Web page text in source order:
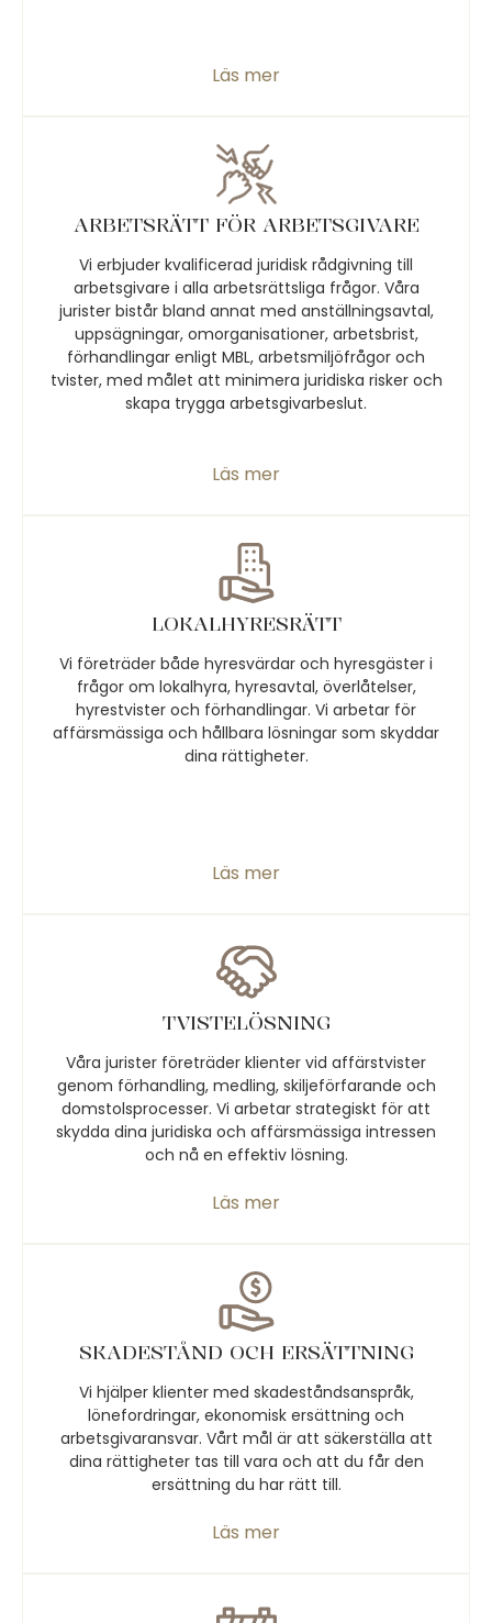
Läs mer
ARBETSRÄTT FÖR ARBETSGIVARE
Vi erbjuder kvalificerad juridisk rådgivning till
arbetsgivare i alla arbetsrättsliga frågor. Våra
jurister bistår bland annat med anställningsavtal,
uppsägningar, omorganisationer, arbetsbrist,
förhandlingar enligt MBL, arbetsmiljöfrågor och
tvister, med målet att minimera juridiska risker och
skapa trygga arbetsgivarbeslut.
Läs mer
LOKALHYRESRÄTT
Vi företräder både hyresvärdar och hyresgäster i
frågor om lokalhyra, hyresavtal, överlåtelser,
hyrestvister och förhandlingar. Vi arbetar för
affärsmässiga och hållbara lösningar som skyddar
dina rättigheter.
Läs mer
TVISTELÖSNING
Våra jurister företräder klienter vid affärstvister
genom förhandling, medling, skiljeförfarande och
domstolsprocesser. Vi arbetar strategiskt för att
skydda dina juridiska och affärsmässiga intressen
och nå en effektiv lösning.
Läs mer
SKADESTÅND OCH ERSÄTTNING
Vi hjälper klienter med skadeståndsanspråk,
lönefordringar, ekonomisk ersättning och
arbetsgivaransvar. Vårt mål är att säkerställa att
dina rättigheter tas till vara och att du får den
ersättning du har rätt till.
Läs mer